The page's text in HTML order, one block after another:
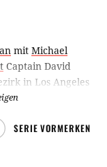
mit Michael
Captain David
in Los Angeles
Aceveda, der
das Strike
der Führung
es dieser
SERIE VORMERKEN